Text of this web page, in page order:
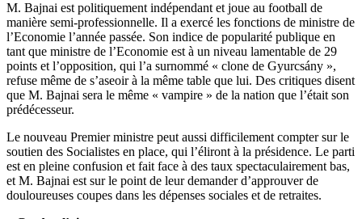
M. Bajnai est politiquement indépendant et joue au football de
manière semi-professionnelle. Il a exercé les fonctions de ministre de
l’Economie l’année passée. Son indice de popularité publique en
tant que ministre de l’Economie est à un niveau lamentable de 29
points et l’opposition, qui l’a surnommé « clone de Gyurcsány »,
refuse même de s’aseoir à la même table que lui. Des critiques disent
que M. Bajnai sera le même « vampire » de la nation que l’était son
prédécesseur.
Le nouveau Premier ministre peut aussi difficilement compter sur le
soutien des Socialistes en place, qui l’éliront à la présidence. Le parti
est en pleine confusion et fait face à des taux spectaculairement bas,
et M. Bajnai est sur le point de leur demander d’approuver de
douloureuses coupes dans les dépenses sociales et de retraites.